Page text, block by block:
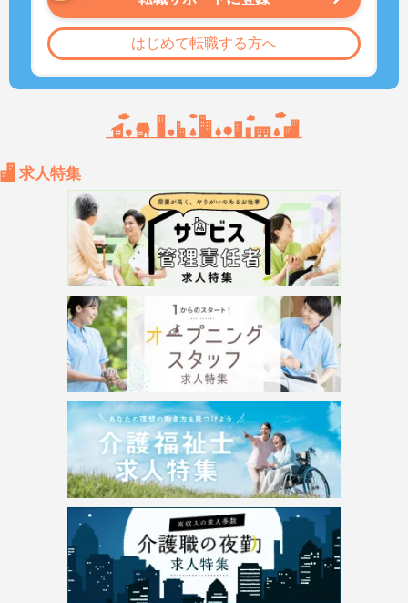
はじめて転職する方へ
求人特集